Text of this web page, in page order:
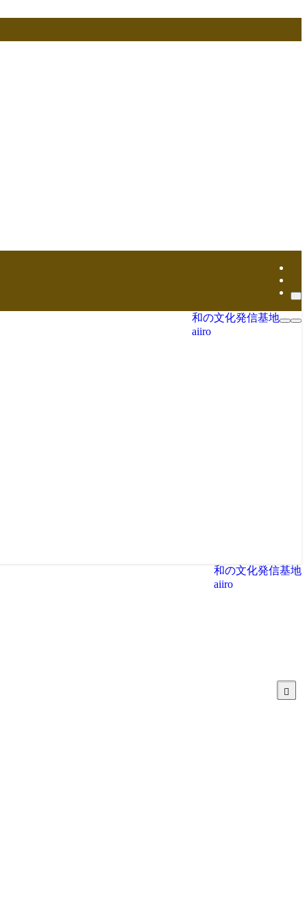
和の文化発信基地
aiiro
和の文化発信基地
aiiro